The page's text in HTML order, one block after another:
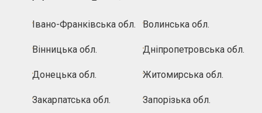
Івано-Франківська обл. Волинська обл.
Вінницька обл. Дніпропетровська обл.
Донецька обл. Житомирська обл.
Закарпатська обл. Запорізька обл.